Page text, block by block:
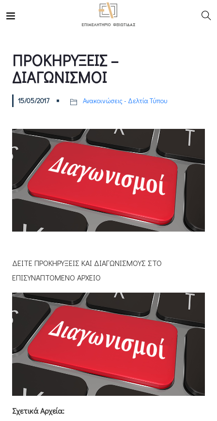
ΠΡΟΚΗΡΥΞΕΙΣ –
ΔΙΑΓΩΝΙΣΜΟΙ
15/05/2017 Ανακοινώσεις - Δελτία Τύπου
ΔΕΙΤΕ ΠΡΟΚΗΡΥΞΕΙΣ ΚΑΙ ΔΙΑΓΩΝΙΣΜΟΥΣ ΣΤΟ
ΕΠΙΣΥΝΑΠΤΟΜΕΝΟ ΑΡΧΕΙΟ
Σχετικά Αρχεία: